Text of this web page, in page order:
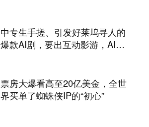
中专生手搓、引发好莱坞寻人的
爆款AI剧，要出互动影游，AI剧
票房大爆看高至20亿美金，全世
界买单了蜘蛛侠IP的“初心”